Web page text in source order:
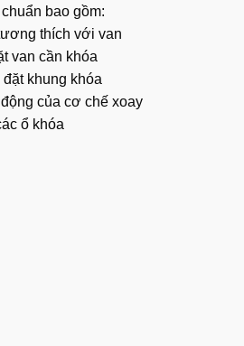
bao gồm:
thích với van
van cần khóa
khung khóa
của cơ chế xoay
ổ khóa